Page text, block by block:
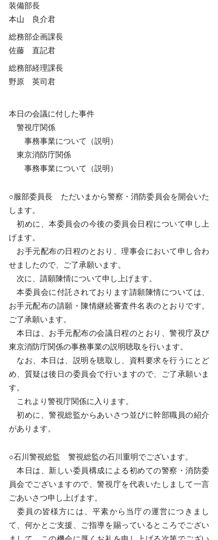
装備部長
本山 良介君
総務部企画課長
佐藤 直記君
総務部経理課長
野原 英司君
本日の会議に付した事件
警視庁関係
事務事業について（説明）
東京消防庁関係
事務事業について（説明）
○服部委員長 ただいまから警察・消防委員会を開会いた
します。
初めに、本委員会の今後の委員会日程について申し上
げます。
お手元配布の日程のとおり、理事会において申し合わ
せましたので、ご了承願います。
次に、請願陳情について申し上げます。
本委員会に付託されております請願陳情については、
お手元配布の請願・陳情継続審査件名表のとおりです。
ご了承願います。
本日は、お手元配布の会議日程のとおり、警視庁及び
東京消防庁関係の事務事業の説明聴取を行います。
なお、本日は、説明を聴取し、資料要求を行うにとど
め、質疑は後日の委員会で行いますので、ご了承願いま
す。
これより警視庁関係に入ります。
初めに、警視総監からあいさつ並びに幹部職員の紹介
があります。
○石川警視総監 警視総監の石川重明でございます。
本日は、新しい委員構成による初めての警察・消防委
員会でございますので、警視庁を代表いたしまして一言
ごあいさつ申し上げます。
委員の皆様方には、平素から当庁の運営につきまし
て、何かとご支援、ご指導を賜っているところでござい